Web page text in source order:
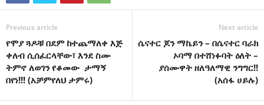
Previous article
የሞያ ጓዶቹ በደም ከተጨማለቀ እጅ
ቀለብ ሲሰፈርላቸው፣ እንደ ስሙ
ትምኖ ለወገን የቆመው ታማኝ
በየነ!!! (አቻምየለህ ታምሩ)
Next article
ሴናተር ጆን ማኬይን – በሴናተር ባራክ
ኦባማ በተሸነፉባት ዕለት –
ያሰሙዋት ዘለዓለማዊ ንግግር!!
(አሰፋ ሀይሉ)